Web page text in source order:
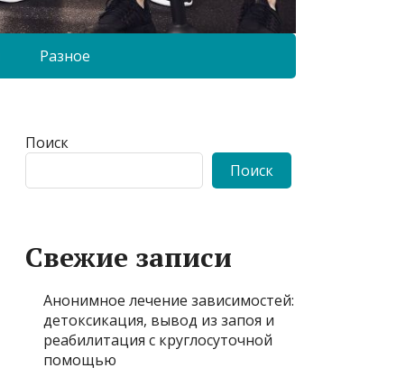
Разное
Поиск
Поиск
Свежие записи
Анонимное лечение зависимостей:
детоксикация, вывод из запоя и
реабилитация с круглосуточной
помощью